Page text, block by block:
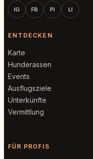
IG FB PI LI
ENTDECKEN
Karte
Hunderassen
Events
Ausflugsziele
Unterkünfte
Vermittlung
FÜR PROFIS